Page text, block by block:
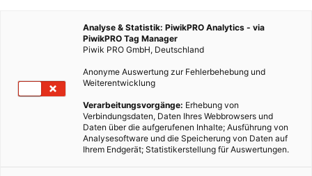
Analyse & Statistik: PiwikPRO Analytics - via
PiwikPRO Tag Manager
Piwik PRO GmbH, Deutschland
Anonyme Auswertung zur Fehlerbehebung und
Weiterentwicklung
Verarbeitungsvorgänge: Erhebung von
Verbindungsdaten, Daten Ihres Webbrowsers und
Daten über die aufgerufenen Inhalte; Ausführung von
Analysesoftware und die Speicherung von Daten auf
Ihrem Endgerät; Statistikerstellung für Auswertungen.